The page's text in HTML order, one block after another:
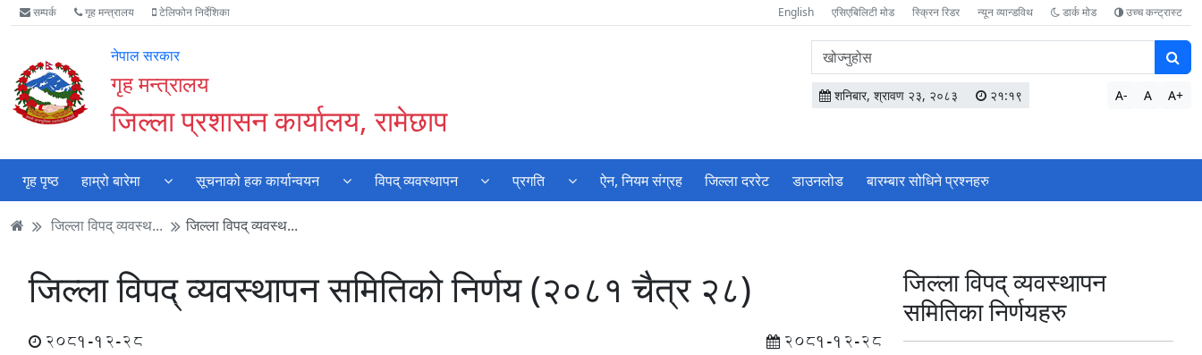
Accessibility
Mode
गर्नुहोस्
मुख्य
सामाग्री
मुख्य
नेभिगेसन
वेबसाइट
खोजमा
सम्पर्क गृह मन्त्रालय टेलिफोन निर्देशिका English एसिएबिलिटी मोड स्क्रिन रिडर न्यून व्यान्डविथ डार्क मोड उच्च कन्ट्रास्ट
नेपाल सरकार
गृह मन्त्रालय
जिल्ला प्रशासन कार्यालय, रामेछाप
वेबसाइटमा
सामग्री
खोज्नुहोस
शनिबार, श्रावण २३, २०८३ २१:१९ A- A A+
गृह पृष्ठ हाम्रो बारेमा सूचनाको हक कार्यान्वयन विपद् व्यवस्थापन प्रगति ऐन, नियम संग्रह जिल्ला दररेट डाउनलोड बारम्बार सोधिने प्रश्‍नहरु
जिल्ला विपद् व्यवस्थ... जिल्ला विपद् व्यवस्थ...
जिल्ला विपद् व्यवस्थापन समितिको निर्णय (२०८१ चैत्र २८)
2081-12-28 2081-12-28
जिल्ला विपद् व्यवस्थापन
समितिका निर्णयहरु